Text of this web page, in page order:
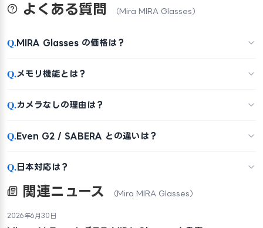
よくある質問 （Mira MIRA Glasses）
Q.MIRA Glasses の価格は？
Q.メモリ機能とは？
Q.カメラなしの理由は？
Q.Even G2 / SABERA との違いは？
Q.日本対応は？
関連ニュース （Mira MIRA Glasses）
2026年6月30日